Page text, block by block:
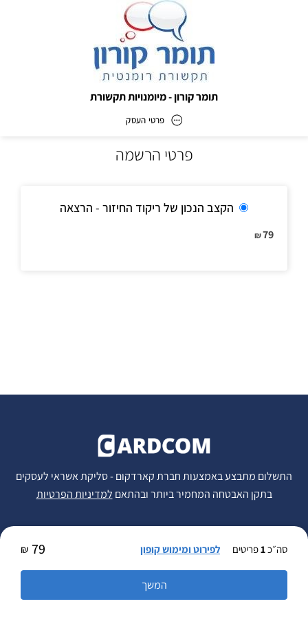
סה״כ1פריטים לפירוט ומימוש קופון 79
₪
תומר קורון - מיומנויות תקשורת
פרטי העסק
תומר קורון - מיומנויות תקשורתפרטי הרשמה
הקצב הנכון של ריקוד החיזור - הרצאה
79
₪
התשלום מתבצע באמצעות חברת קארדקום -סליקת אשראי לעסקים
בתקן האבטחה המחמיר ביותר ובהתאם למדיניות הפרטיות